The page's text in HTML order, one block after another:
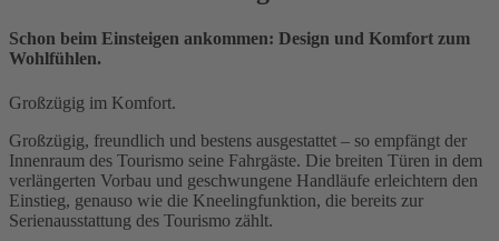
Schon beim Einsteigen ankommen: Design und Komfort zum
Wohlfühlen.
Großzügig im Komfort.
Großzügig, freundlich und bestens ausgestattet – so empfängt der
Innenraum des Tourismo seine Fahrgäste. Die breiten Türen in dem
verlängerten Vorbau und geschwungene Handläufe erleichtern den
Einstieg, genauso wie die Kneelingfunktion, die bereits zur
Serienausstattung des Tourismo zählt.